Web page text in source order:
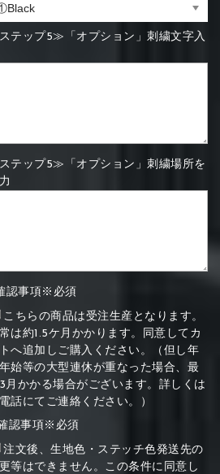
テップ5≫「オプション」刺繍文字入
テップ5≫「オプション」刺繍場所を
認事項※必須
こちらの商品は受注生産となります。
は約1.5ケ月かかります。同意してカ
へ追加しご購入ください。（但し年
始等の大型連休が重なった場合、最
月かかる場合がございます。詳しくは
話にてご連絡ください。）
認事項※必須
注文後、生地色・ステッチ色発送先の
等はできません。この条件に同意し